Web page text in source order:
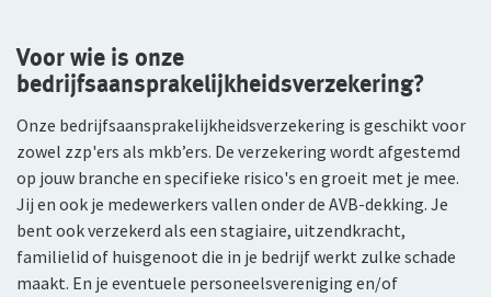
Voor wie is onze
bedrijfsaansprakelijkheidsverzekering?
Onze bedrijfsaansprakelijkheidsverzekering is geschikt voor
zowel zzp'ers als mkb’ers. De verzekering wordt afgestemd
op jouw branche en specifieke risico's en groeit met je mee.
Jij en ook je medewerkers vallen onder de AVB-dekking. Je
bent ook verzekerd als een stagiaire, uitzendkracht,
familielid of huisgenoot die in je bedrijf werkt zulke schade
maakt. En je eventuele personeelsvereniging en/of